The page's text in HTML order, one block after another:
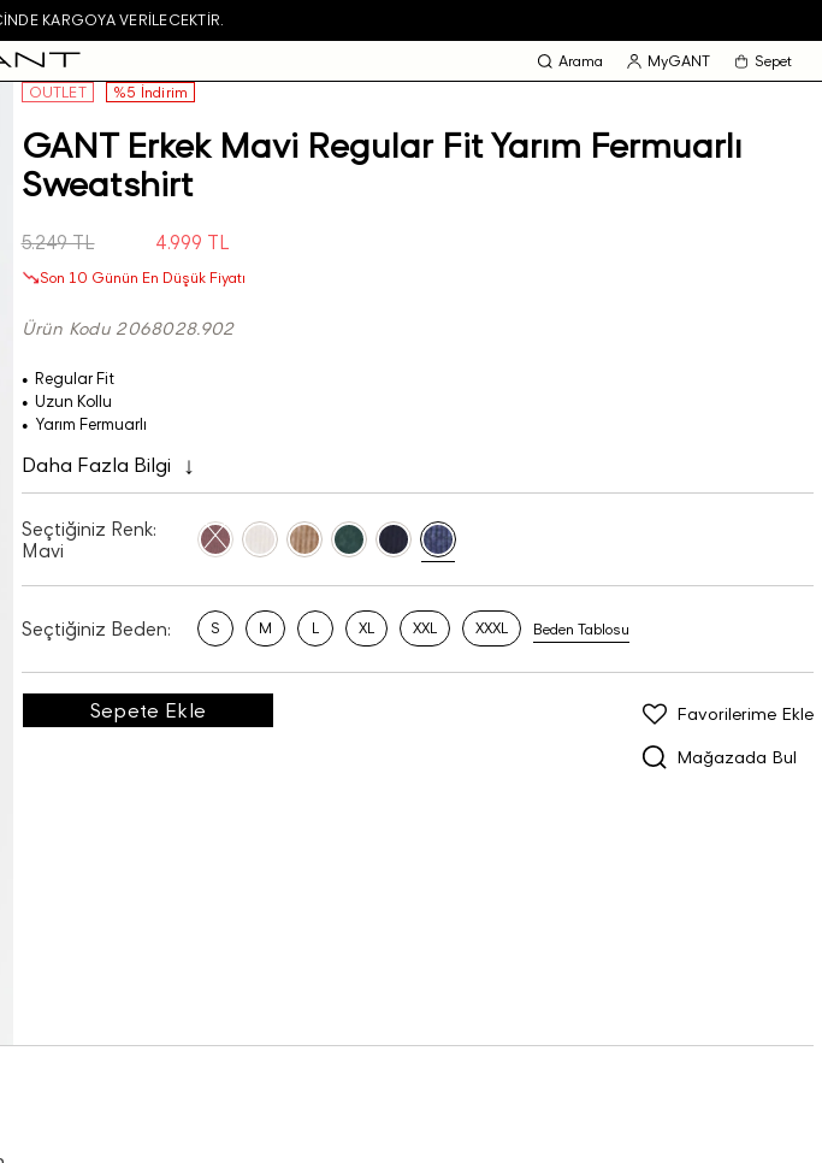
KARGOYA VERILECEKTIR.
Arama MyGANT Sepet
OUTLET %5 İndirim
GANT Erkek Mavi Regular Fit Yarım Fermuarlı
Sweatshirt
5.249 TL 4.999 TL
Son 10 Günün En Düşük Fiyatı
Ürün Kodu 2068028.902
Regular Fit
Uzun Kollu
Yarım Fermuarlı
Daha Fazla Bilgi
Seçtiğiniz Renk:
Mavi
Seçtiğiniz Beden: S M L XL XXL XXXL Beden Tablosu
Sepete Ekle
Mağazada Bul
Favorilerime Ekle